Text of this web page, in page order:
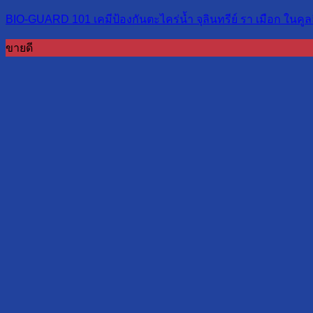
BIO-GUARD 101 เคมีป้องกันตะไคร่น้ำ จุลินทรีย์ รา เมือก ในคูล
ขายดี